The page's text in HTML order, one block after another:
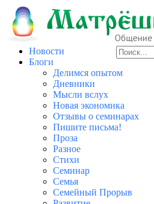
Новости
Блоги
Делимся опытом
Дневники
Мысли вслух
Новая экономика
Отзывы о семинарах
Пишите письма!
Проза
Разное
Стихи
Семинар
Семья
Семейный Прорыв